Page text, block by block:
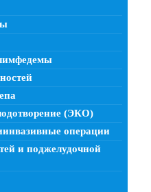
(ЭКО)
операции
и поджелудочной